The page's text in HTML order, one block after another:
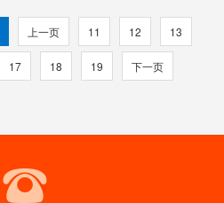
上一页 11 12 13
17 18 19 下一页